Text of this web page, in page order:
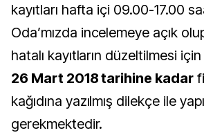
kayıtları hafta içi 09.00-17.00
Oda’mızda incelemeye açık
hatalı kayıtların düzeltilmesi
26 Mart 2018 tarihine kadar
kağıdına yazılmış dilekçe ile
gerekmektedir.